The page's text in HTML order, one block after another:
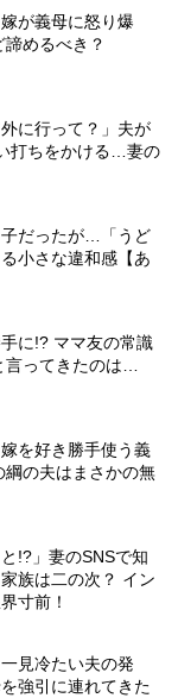
が義母に怒り爆
めるべき？
に行って？」夫が
打ちをかける…妻の
だったが…「うど
小さな違和感【あ
に!? ママ友の常識
言ってきたのは…
を好き勝手使う義
の夫はまさかの無
!?」妻のSNSで知
族は二の次？ イン
寸前！
見冷たい夫の発
強引に連れてきた